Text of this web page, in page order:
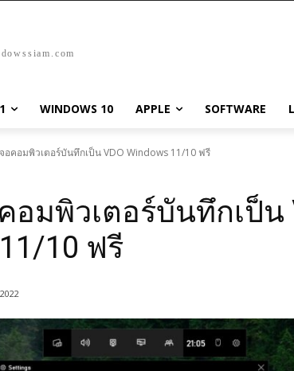
WINDOWS 10 APPLE SOFTWARE
อคอมพิวเตอร์บันทึกเป็น VDO Windows 11/10 ฟรี
มพิวเตอร์บันทึกเป็น
10 ฟรี